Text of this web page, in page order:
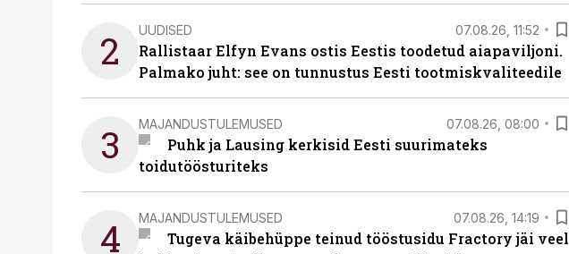
2 UUDISED 07.08.26, 11:52
Rallistaar Elfyn Evans ostis Eestis toodetud aiapaviljoni.
Palmako juht: see on tunnustus Eesti tootmiskvaliteedile
3 MAJANDUSTULEMUSED 07.08.26, 08:00
Puhk ja Lausing kerkisid Eesti suurimateks
toidutöösturiteks
4 MAJANDUSTULEMUSED 07.08.26, 14:19
Tugeva käibehüppe teinud tööstusidu Fractory jäi veel